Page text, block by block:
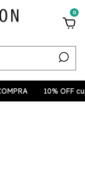
0
10% OFF cupom